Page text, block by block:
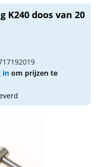
K240 doos van 20
in om prijzen te